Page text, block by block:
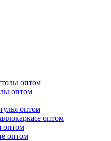
оптом
оптом
оптом
оптом
оптом
оптом